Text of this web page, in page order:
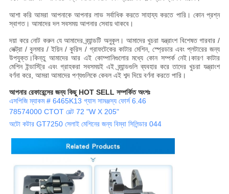
আশা করি আমরা আপনাকে আপনার লাভ সর্বাধিক করতে সাহায্য করতে পারি। কোন প্রশ্ন
স্বাগত। আমাদের দল সবসময় আপনার সেবায় থাকবে।
দয়া করে নোট করুন যে আমাদের ব্র্যান্ডটি অনুকূল। আমাদের খুচরা যন্ত্রাংশ বিশেষত গারবার /
লেক্ট্রা / বুলমার / ইয়িন / কুরিস / গ্রাফটেকের কাটার মেশিন, স্প্রেডার এবং প্লটারের জন্য
উপযুক্ত।কিন্তু আমাদের আর এই কোম্পানিগুলোর মধ্যে কোন সম্পর্ক নেই।কারণ কাটার
মেশিন ইন্ডাস্ট্রি এবং গ্রাহকরা সবসময়ই এই ব্র্যান্ডগুলি ব্যবহার করে তাদের খুচরা যন্ত্রাংশ
বর্ণনা করে, আমরা আমাদের পণ্যগুলিকে কেবল এই শব্দ দিয়ে বর্ণনা করতে পারি।
আপনার রেফারেন্সের জন্য কিছু HOT SELL সম্পর্কিত অংশঃ
এসপিজি ম্যাকম # 6465K13 গ্যাস সামঞ্জস্য ফোর্স 6.46
78574000 CTOT বেল্ট 72 "W X 205"
অটো কটার GT7250 সেলাই মেশিনের জন্য বিম্বা সিলিন্ডার 044